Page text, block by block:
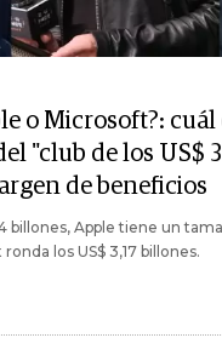
o Microsoft?: cuál
"club de los US$
de beneficios
billones, Apple tiene un
los US$ 3,17 billones.